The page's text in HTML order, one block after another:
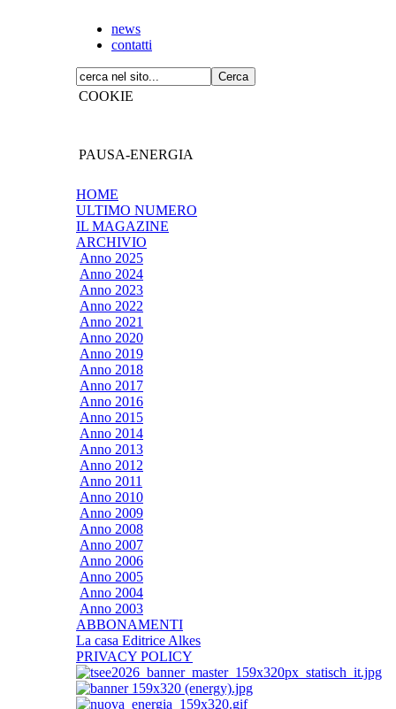
news
contatti
COOKIE
PAUSA-ENERGIA
HOME
ULTIMO NUMERO
IL MAGAZINE
ARCHIVIO
Anno 2025
Anno 2024
Anno 2023
Anno 2022
Anno 2021
Anno 2020
Anno 2019
Anno 2018
Anno 2017
Anno 2016
Anno 2015
Anno 2014
Anno 2013
Anno 2012
Anno 2011
Anno 2010
Anno 2009
Anno 2008
Anno 2007
Anno 2006
Anno 2005
Anno 2004
Anno 2003
ABBONAMENTI
La casa Editrice Alkes
PRIVACY POLICY